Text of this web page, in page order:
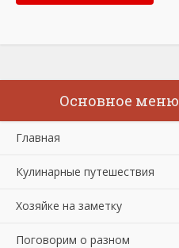
Основное меню
Главная
Кулинарные путешествия
Хозяйке на заметку
Поговорим о разном